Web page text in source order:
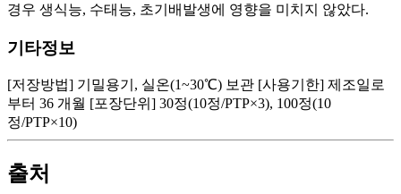
경우 생식능, 수태능, 초기배발생에 영향을 미치지 않았다.
기타정보
[저장방법] 기밀용기, 실온(1~30℃) 보관 [사용기한] 제조일로
부터 36 개월 [포장단위] 30정(10정/PTP×3), 100정(10
정/PTP×10)
출처